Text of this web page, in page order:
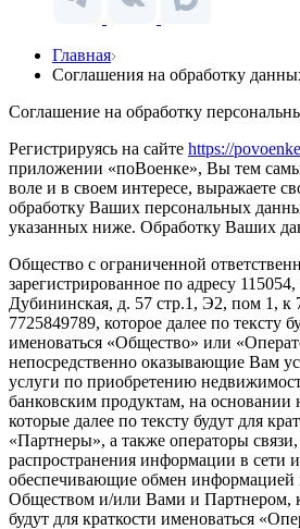
Главная
Cоглашения на обработку
Соглашение на обработку
Регистрируясь на сайте https://
приложении «поВоенке», Вы тем
воле и в своем интересе, выражаете
обработку Ваших персональных
указанных ниже. Обработку Ваших
Общество с ограниченной
зарегистрированное по адресу
Дубининская, д. 57 стр.1, Э2, пом 1,
7725849789, которое далее по тексту
именоваться «Общество» или
непосредственно оказывающие Вам
услуги по приобретению
банковским продуктам, на
которые далее по тексту будут для
«Партнеры», а также операторы
распространения информации в сети
обеспечивающие обмен
Обществом и/или Вами и Партнером,
будут для краткости именоваться